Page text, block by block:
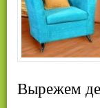
Вырежем